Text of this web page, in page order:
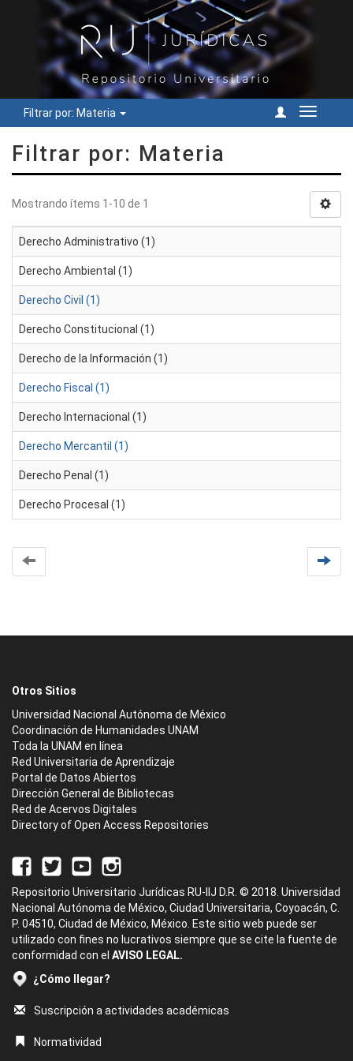
Filtrar por: Materia
Cambiar
Filtrar por: Materia
Mostrando ítems 1-10 de 1
Derecho Administrativo (1)
Derecho Ambiental (1)
Derecho Civil (1)
Derecho Constitucional (1)
Derecho de la Información (1)
Derecho Fiscal (1)
Derecho Internacional (1)
Derecho Mercantil (1)
Derecho Penal (1)
Derecho Procesal (1)
Otros Sitios
Universidad Nacional Autónoma de México
Coordinación de Humanidades UNAM
Toda la UNAM en línea
Red Universitaria de Aprendizaje
Portal de Datos Abiertos
Dirección General de Bibliotecas
Red de Acervos Digitales
Directory of Open Access Repositories
Repositorio Universitario Jurídicas RU-IIJ D.R. © 2018. Universidad
Nacional Autónoma de México, Ciudad Universitaria, Coyoacán, C.
P. 04510, Ciudad de México, México. Este sitio web puede ser
utilizado con fines no lucrativos siempre que se cite la fuente de
conformidad con el AVISO LEGAL.
¿Cómo llegar?
Suscripción a actividades académicas
Normatividad